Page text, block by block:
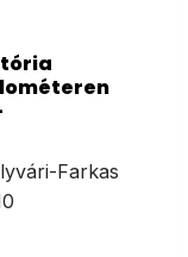
Farkas